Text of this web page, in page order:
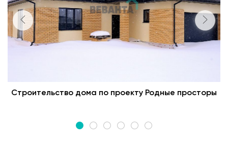
Строительство дома по проекту Родные просторы